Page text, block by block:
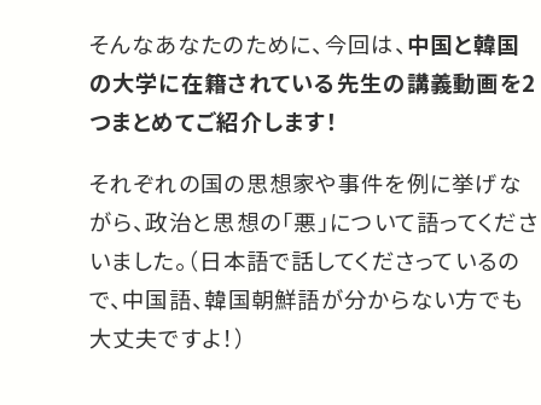
そんなあなたのために、今回は、 中国と韓国
の大学に在籍されている先生の講義動画を2
つまとめてご紹介します！
それぞれの国の思想家や事件を例に挙げな
がら、政治と思想の「悪」について語ってくださ
いました。（日本語で話してくださっているの
で、中国語、韓国朝鮮語が分からない方でも
大丈夫ですよ！）